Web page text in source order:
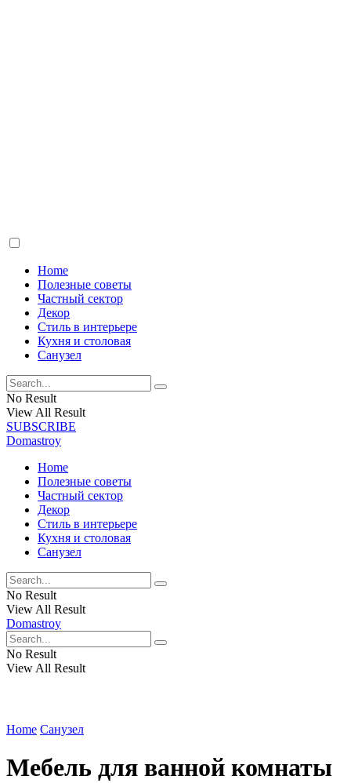
Home
Полезные советы
Частный сектор
Декор
Стиль в интерьере
Кухня и столовая
Санузел
No Result
View All Result
SUBSCRIBE
Domastroy
Home
Полезные советы
Частный сектор
Декор
Стиль в интерьере
Кухня и столовая
Санузел
No Result
View All Result
Domastroy
No Result
View All Result
Home Санузел
Мебель для ванной комнаты